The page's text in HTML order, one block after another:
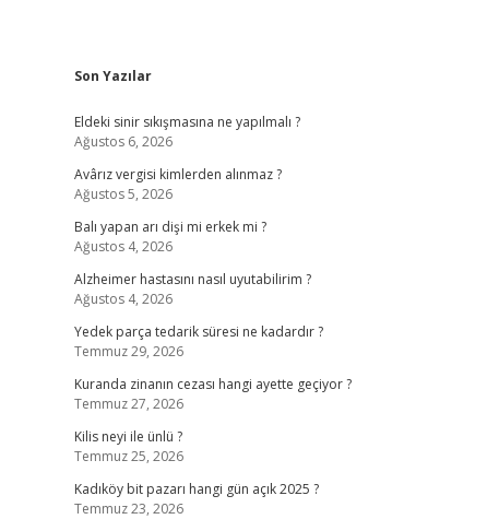
Sidebar
Son Yazılar
Eldeki sinir sıkışmasına ne yapılmalı ?
Ağustos 6, 2026
Avârız vergisi kimlerden alınmaz ?
Ağustos 5, 2026
Balı yapan arı dişi mi erkek mi ?
Ağustos 4, 2026
Alzheimer hastasını nasıl uyutabilirim ?
Ağustos 4, 2026
Yedek parça tedarik süresi ne kadardır ?
Temmuz 29, 2026
Kuranda zinanın cezası hangi ayette geçiyor ?
Temmuz 27, 2026
Kilis neyi ile ünlü ?
Temmuz 25, 2026
Kadıköy bit pazarı hangi gün açık 2025 ?
Temmuz 23, 2026